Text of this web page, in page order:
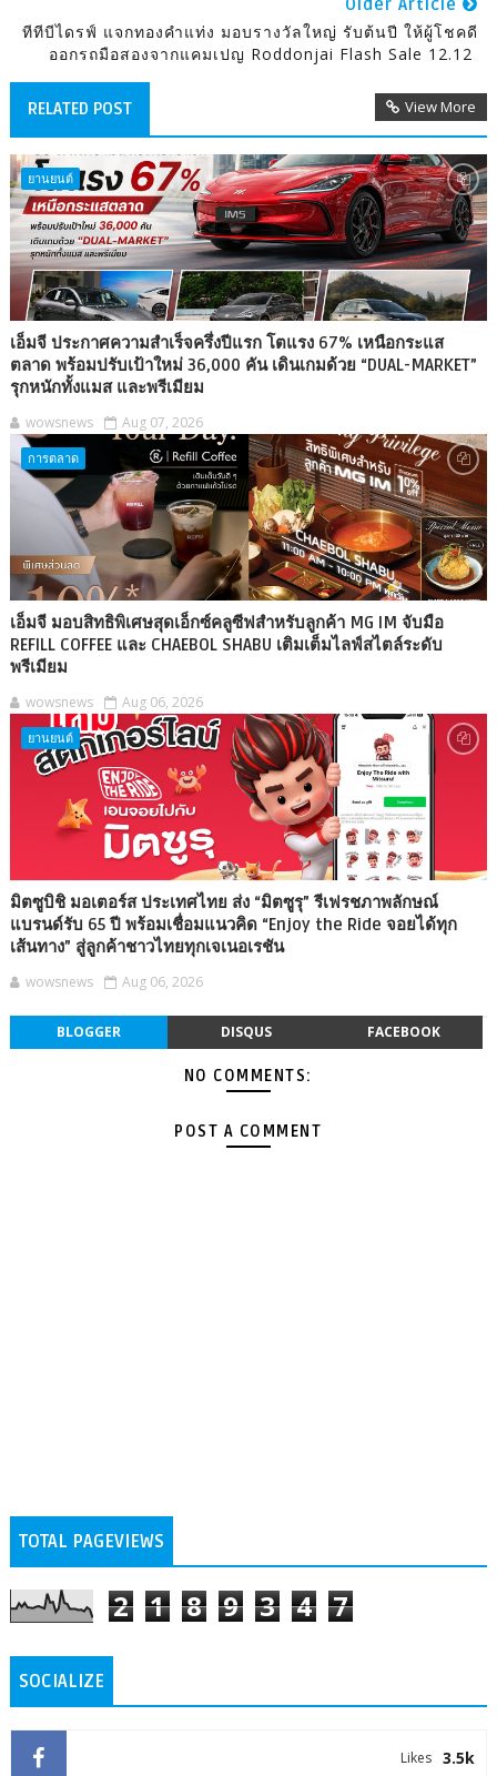
Older Article
ทีทีบีไดรฟ์ แจกทองคำแท่ง มอบรางวัลใหญ่ รับต้นปี ให้ผู้โชคดี
ออกรถมือสองจากแคมเปญ Roddonjai Flash Sale 12.12
RELATED POST View More
ยานยนต์
เอ็มจี ประกาศความสำเร็จครึ่งปีแรก โตแรง 67% เหนือกระแส
ตลาด พร้อมปรับเป้าใหม่ 36,000 คัน เดินเกมด้วย “DUAL-MARKET”
รุกหนักทั้งแมส และพรีเมียม
wowsnews Aug 07, 2026
การตลาด
เอ็มจี มอบสิทธิพิเศษสุดเอ็กซ์คลูซีฟสำหรับลูกค้า MG IM จับมือ
REFILL COFFEE และ CHAEBOL SHABU เติมเต็มไลฟ์สไตล์ระดับ
พรีเมียม
wowsnews Aug 06, 2026
ยานยนต์
มิตซูบิชิ มอเตอร์ส ประเทศไทย ส่ง “มิตซูรุ” รีเฟรชภาพลักษณ์
แบรนด์รับ 65 ปี พร้อมเชื่อมแนวคิด “Enjoy the Ride จอยได้ทุก
เส้นทาง” สู่ลูกค้าชาวไทยทุกเจเนอเรชัน
wowsnews Aug 06, 2026
BLOGGER DISQUS FACEBOOK
NO COMMENTS:
POST A COMMENT
TOTAL PAGEVIEWS
2 1 8 9 3 4 7
SOCIALIZE
3.5k
Likes